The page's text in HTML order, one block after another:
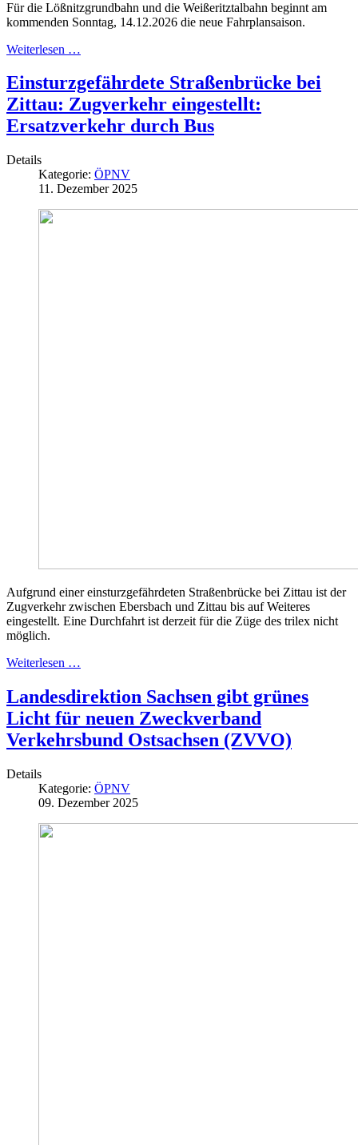
Für die Lößnitzgrundbahn und die Weißeritztalbahn beginnt am
kommenden Sonntag, 14.12.2026 die neue Fahrplansaison.
Weiterlesen …
Einsturzgefährdete Straßenbrücke bei
Zittau: Zugverkehr eingestellt:
Ersatzverkehr durch Bus
Details
Kategorie: ÖPNV
11. Dezember 2025
Aufgrund einer einsturzgefährdeten Straßenbrücke bei Zittau ist der
Zugverkehr zwischen Ebersbach und Zittau bis auf Weiteres
eingestellt. Eine Durchfahrt ist derzeit für die Züge des trilex nicht
möglich.
Weiterlesen …
Landesdirektion Sachsen gibt grünes
Licht für neuen Zweckverband
Verkehrsbund Ostsachsen (ZVVO)
Details
Kategorie: ÖPNV
09. Dezember 2025